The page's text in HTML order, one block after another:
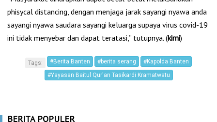
phisycal distancing, dengan menjaga jarak sayangi nyawa anda
sayangi nyawa saudara sayangi keluarga supaya virus covid-19
ini tidak menyebar dan dapat teratasi,” tutupnya. (kimi)
Tags: #Berita Banten #berita serang
#Kapolda Banten
#Yayasan Baitul Qur'an Tasikardi Kramatwatu
BERITA POPULER